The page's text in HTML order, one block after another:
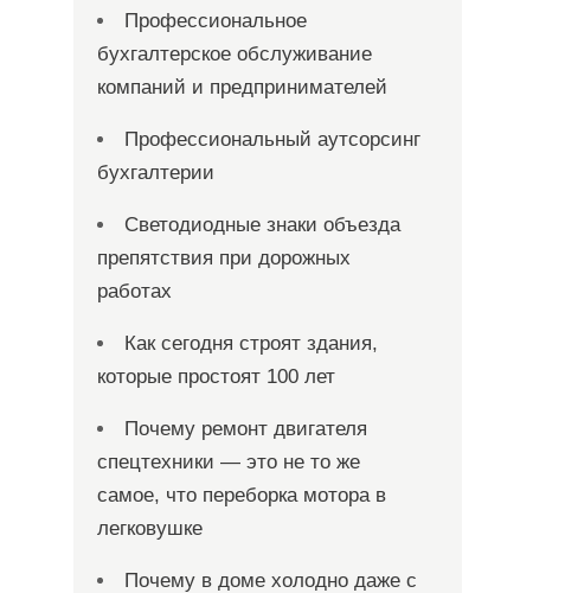
Профессиональное
бухгалтерское обслуживание
компаний и предпринимателей
Профессиональный аутсорсинг
бухгалтерии
Светодиодные знаки объезда
препятствия при дорожных
работах
Как сегодня строят здания,
которые простоят 100 лет
Почему ремонт двигателя
спецтехники — это не то же
самое, что переборка мотора в
легковушке
Почему в доме холодно даже с